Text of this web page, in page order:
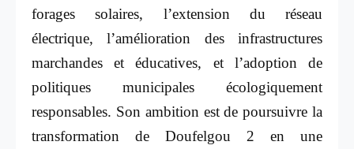
forages solaires, l’extension du réseau
électrique, l’amélioration des infrastructures
marchandes et éducatives, et l’adoption de
politiques municipales écologiquement
responsables. Son ambition est de poursuivre la
transformation de Doufelgou 2 en une